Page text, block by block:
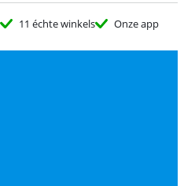
11 échte winkels Onze app